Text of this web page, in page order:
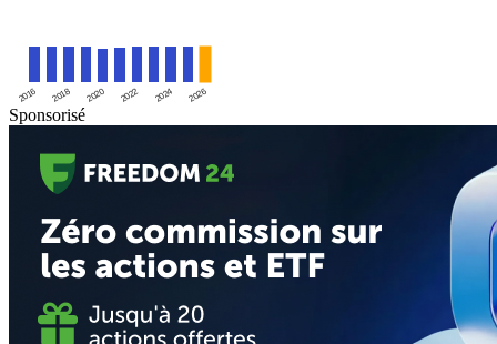
2016 2018 2020 2022 2024 2026
Sponsorisé